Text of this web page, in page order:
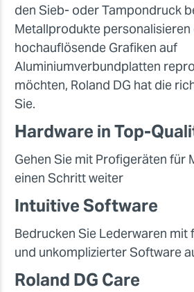
den Sieb- oder Tampondruck
Metallprodukte
hochauflösende Grafiken auf
Aluminiumverbundplatten
möchten, Roland DG hat die
Sie.
Hardware in Top-
Gehen Sie mit Profigeräten für
einen Schritt weiter
Intuitive Software
Bedrucken Sie Lederwaren
und unkomplizierter Software
Roland DG Care